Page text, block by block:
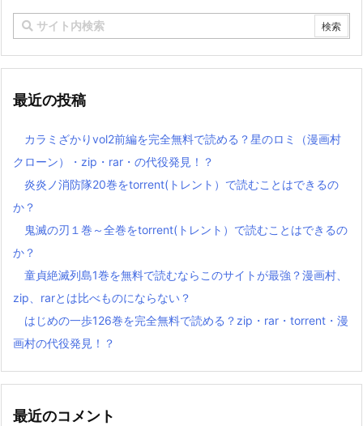
最近の投稿
カラミざかりvol2前編を完全無料で読める？星のロミ（漫画村
クローン）・zip・rar・の代役発見！？
炎炎ノ消防隊20巻をtorrent(トレント）で読むことはできるの
か？
鬼滅の刃１巻～全巻をtorrent(トレント）で読むことはできるの
か？
童貞絶滅列島1巻を無料で読むならこのサイトが最強？漫画村、
zip、rarとは比べものにならない？
はじめの一歩126巻を完全無料で読める？zip・rar・torrent・漫
画村の代役発見！？
最近のコメント